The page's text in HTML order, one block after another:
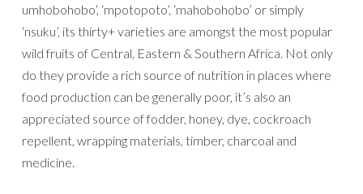
umhobohobo’, ‘mpotopoto’, ‘mahobohobo’ or simply
‘nsuku’, its thirty+ varieties are amongst the most popular
wild fruits of Central, Eastern & Southern Africa. Not only
do they provide a rich source of nutrition in places where
food production can be generally poor, it’s also an
appreciated source of fodder, honey, dye, cockroach
repellent, wrapping materials, timber, charcoal and
medicine.